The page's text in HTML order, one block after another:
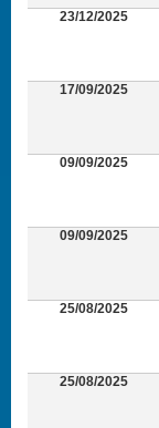
23/12/2025
17/09/2025
09/09/2025
09/09/2025
25/08/2025
25/08/2025